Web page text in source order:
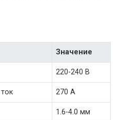
Значение
220-240 В
270 А
1.6-4.0 мм